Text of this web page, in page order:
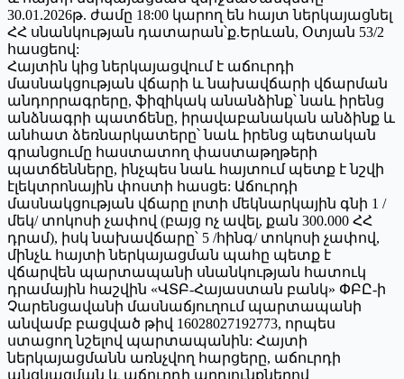
30.01.2026թ. ժամը 18:00 կարող են հայտ ներկայացնել
ՀՀ սնանկության դատարան՝ք.Երևան, Օտյան 53/2
հասցեով:
Հայտին կից ներկայացվում է աճուրդի
մասնակցության վճարի և նախավճարի վճարման
անդորրագրերը, ֆիզիկակ անանձինք՝ նաև իրենց
անձնագրի պատճենը, իրավաբանական անձինք և
անհատ ձեռնարկատերը՝ նաև իրենց պետական
գրանցումը հաստատող փաստաթղթերի
պատճենները, ինչպես նաև հայտում պետք է նշվի
էլեկտրոնային փոստի հասցե: Աճուրդի
մասնակցության վճարը լոտի մեկնարկային գնի 1 /
մեկ/ տոկոսի չափով (բայց ոչ ավել, քան 300.000 ՀՀ
դրամ), իսկ նախավճարը՝ 5 /հինգ/ տոկոսի չափով,
մինչև հայտի ներկայացման պահը պետք է
վճարվեն պարտապանի սնանկության հատուկ
դրամային հաշվին «ՎՏԲ-Հայաստան բանկ» ՓԲԸ-ի
Չարենցավանի մասնաճյուղում պարտապանի
անվամբ բացված թիվ 16028027192773, որպես
ստացող նշելով պարտապանին: Հայտի
ներկայացմանն առնչվող հարցերը, աճուրդի
անցկացման և աճուրդի արդյունքներով